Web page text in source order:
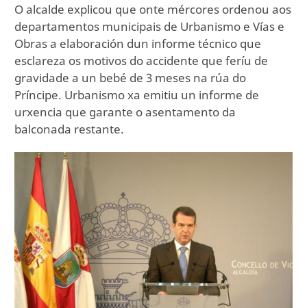
O alcalde explicou que onte mércores ordenou aos
departamentos municipais de Urbanismo e Vías e
Obras a elaboración dun informe técnico que
esclareza os motivos do accidente que feríu de
gravidade a un bebé de 3 meses na rúa do
Príncipe. Urbanismo xa emitiu un informe de
urxencia que garante o asentamento da
balconada restante.